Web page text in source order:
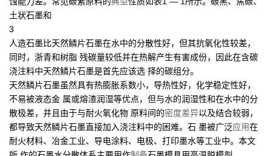
土状石墨和
3
人造石墨比天然鳞片石墨在水中的分散性好，但其抗氧化性较差，
同时，浙青和树脂 残碳量较低并在热解产生有害成份，因此在含碳
浇注料中天然鳞片石墨是首先应该选 择的碳组分。
天然鳞片石墨虽然具有热膨胀系数小，导热性好，化学稳定性好，
不易被液态金 属或熔渣润湿等优点，但与水的润湿性和在水中的分
散极差，并且由于与耐火氧化物 原料间的密度差异以及结合较弱，
都导致天然鳞片石墨直接加入浇注料中的困难。石 墨被广泛应用在
耐火材料、冶金工业、导电涂料、电极、打印墨水等工业中。本文